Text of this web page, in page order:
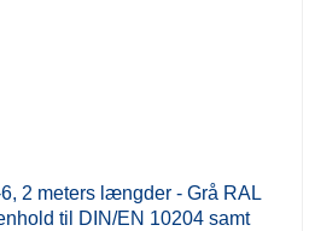
2 meters længder - Grå RAL
til DIN/EN 10204 samt